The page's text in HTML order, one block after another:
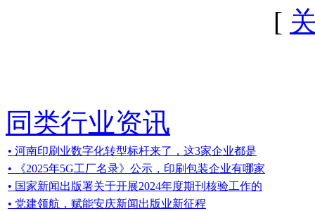
[
同类行业资讯
• 河南印刷业数字化转型标杆来了，这3家企业都是
• 《2025年5G工厂名录》公示，印刷包装企业有哪家
• 国家新闻出版署关于开展2024年度期刊核验工作的
• 党建领航，赋能安庆新闻出版业新征程